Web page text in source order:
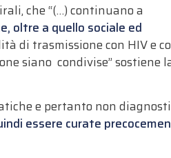
che “(…) continuano a
oltre a quello sociale ed
di trasmissione con HIV e
siano condivise” sostiene
e pertanto non
essere curate